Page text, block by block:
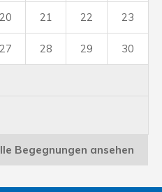
20 21 22 23
27 28 29 30
Begegnungen ansehen